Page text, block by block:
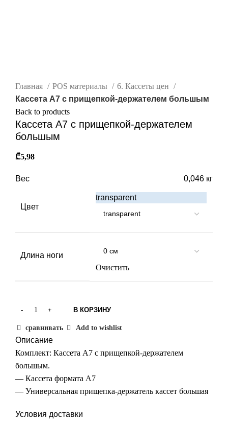
Главная
POS материалы
6. Кассеты цен
Кассета А7 с прищепкой-держателем большым
Back to products
Кассета А7 с прищепкой-держателем
большым
₾5,98
Вес 0,046 кг
Цвет
transparent
Длина ноги
Очистить
В КОРЗИНУ
сравнивать Add to wishlist
Описание
Комплект: Кассета А7 с прищепкой-держателем
большым.
— Кассета формата А7
— Универсальная прищепка-держатель кассет большая
Условия доставки